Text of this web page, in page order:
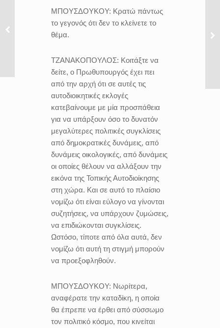
ΜΠΟΥΣΔΟΥΚΟΥ: Κρατώ πάντως
το γεγονός ότι δεν το κλείνετε το
θέμα.
ΤΖΑΝΑΚΟΠΟΥΛΟΣ: Κοιτάξτε να
δείτε, ο Πρωθυπουργός έχει πει
από την αρχή ότι σε αυτές τις
αυτοδιοικητικές εκλογές
κατεβαίνουμε με μία προσπάθεια
για να υπάρξουν όσο το δυνατόν
μεγαλύτερες πολιτικές συγκλίσεις
από δημοκρατικές δυνάμεις, από
δυνάμεις οικολογικές, από δυνάμεις
οι οποίες θέλουν να αλλάξουν την
εικόνα της Τοπικής Αυτοδιοίκησης
στη χώρα. Και σε αυτό το πλαίσιο
νομίζω ότι είναι εύλογο να γίνονται
συζητήσεις, να υπάρχουν ζυμώσεις,
να επιδιώκονται συγκλίσεις.
Ωστόσο, τίποτε από όλα αυτά, δεν
νομίζω ότι αυτή τη στιγμή μπορούν
να προεξοφληθούν.
ΜΠΟΥΣΔΟΥΚΟΥ: Νωρίτερα,
αναφέρατε την καταδίκη, η οποία
θα έπρεπε να έρθει από σύσσωμο
τον πολιτικό κόσμο, που κινείται